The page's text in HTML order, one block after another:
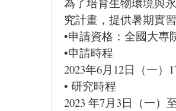
究計畫，提供暑期實
•申請資格：全國大專
•申請時程
2023年6月12日（一）
• 研究時程
2023 年7月3日（一）